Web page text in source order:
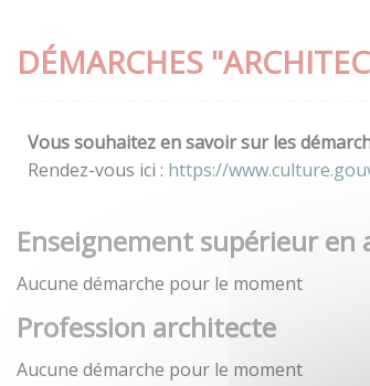
DÉMARCHES
Vous souhaitez en savoir sur les
Rendez-vous ici : https://
Enseignement supérieur
Aucune démarche pour le moment
Profession architecte
Aucune démarche pour le moment